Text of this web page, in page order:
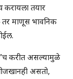
तयार
तर माणूस भावनिक
करीत असल्यामुळे
असतो,